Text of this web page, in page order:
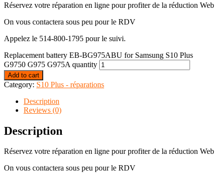
Réservez votre réparation en ligne pour profiter de la réduction Web
On vous contactera sous peu pour le RDV
Appelez le 514-800-1795 pour le suivi.
Replacement battery EB-BG975ABU for Samsung S10 Plus
G9750 G975 G975A quantity
Add to cart
Category: S10 Plus - réparations
Description
Reviews (0)
Description
Réservez votre réparation en ligne pour profiter de la réduction Web
On vous contactera sous peu pour le RDV